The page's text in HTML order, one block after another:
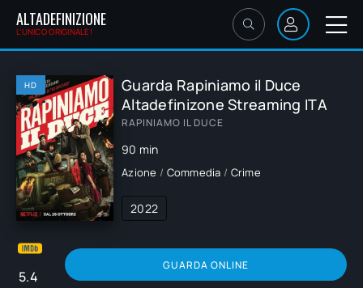
ALTADEFINIZIONE
L'UNICO ORIGINALE!
HD
Guarda Rapiniamo il Duce
Altadefinizone Streaming ITA
RAPINIAMO IL DUCE
90 min
Azione / Commedia / Crime
2022
5.4
GUARDA ONLINE